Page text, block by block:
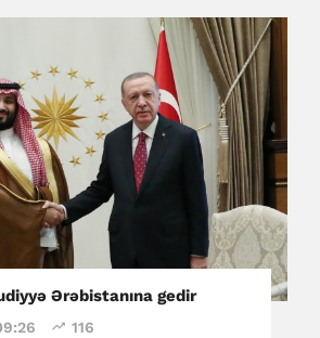
Ərəbistanına gedir
116